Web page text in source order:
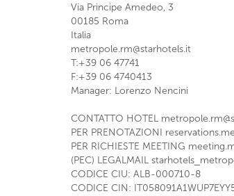
Via Principe Amedeo, 3
00185 Roma
Italia
metropole.rm@starhotels.it
T:+39 06 47741
F:+39 06 4740413
Manager: Lorenzo Nencini
CONTATTO HOTEL
PER PRENOTAZIONI
PER RICHIESTE MEETING
(PEC) LEGALMAIL
CODICE CIU: ALB-000710-8
CODICE CIN: